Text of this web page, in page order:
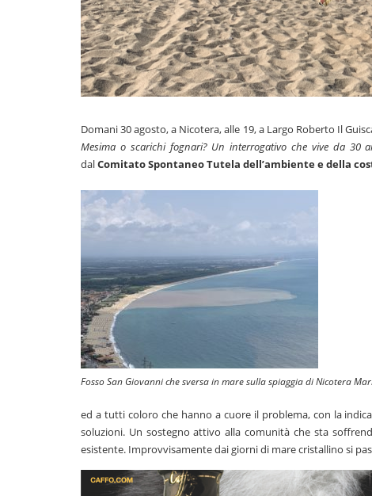
Domani 30 agosto, a Nicotera, alle 19, a Largo Roberto Il
Mesima o scarichi fognari? Un interrogativo che vive da 30
dalComitato Spontaneo Tutela dell’ambiente e della
Fosso San Giovanni che sversa in mare sulla spiaggia di Nicotera
ed a tutti coloro che hanno a cuore il problema, con la
soluzioni. Un sostegno attivo alla comunità che sta
esistente. Improvvisamente dai giorni di mare cristallino si